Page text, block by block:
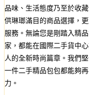
品味、生活態度乃至於收
供琳瑯滿目的商品選擇，
服務。無論您是剛踏入精
家，都能在國際二手貨中
人的全新時尚篇章。我們
一件二手精品包包都能夠
力。